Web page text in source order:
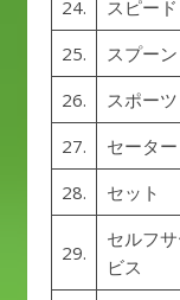
24.
スピード
25.
スプーン
26.
スポーツ
27.
セーター
28.
セット
29.
セルフ
ビス